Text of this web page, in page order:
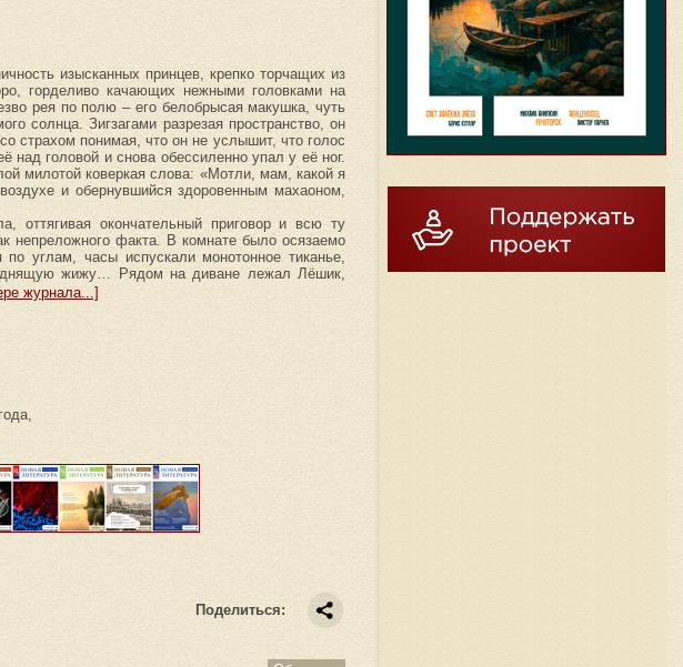
изысканных принцев, крепко торчащих из
горделиво качающих нежными головками на
рея по полю – его белобрысая макушка, чуть
солнца. Зигзагами разрезая пространство, он
страхом понимая, что он не услышит, что голос
головой и снова обессиленно упал у её ног.
милотой коверкая слова: «Мотли, мам, какой я
и обернувшийся здоровенным махаоном,
оттягивая окончательный приговор и всю ту
непреложного факта. В комнате было осязаемо
углам, часы испускали монотонное тиканье,
жижу… Рядом на диване лежал Лёшик,
журнала...]
Поделиться: